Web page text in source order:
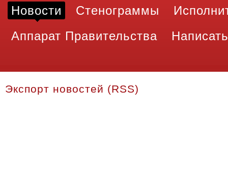
Новости Стенограммы
Аппарат Правительства
Экспорт новостей (RSS)